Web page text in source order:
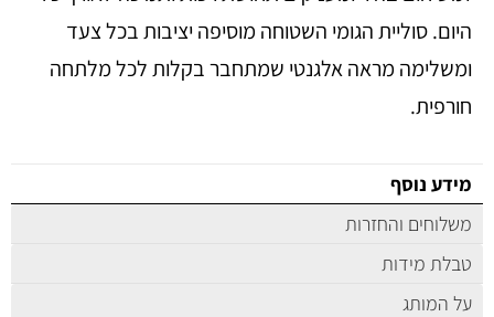
היום. סוליית הגומי השטוחה מוסיפה יציבות בכל צעד
ומשלימה מראה אלגנטי שמתחבר בקלות לכל מלתחה
חורפית.
מידע נוסף
משלוחים והחזרות
טבלת מידות
על המותג